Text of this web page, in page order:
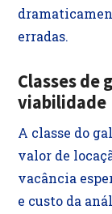
erradas.
Classes de
viabilidade
A classe do
valor de
vacância
e custo da